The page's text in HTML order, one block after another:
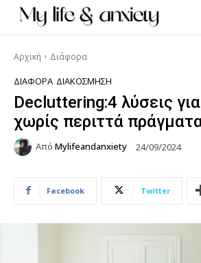
Αρχική Διάφορα
ΔΙΆΦΟΡΑ ΔΙΑΚΌΣΜΗΣΗ
Decluttering:4 λύσεις
χωρίς περιττά
Από Mylifeandanxiety 24/09/2024
Facebook Twitter